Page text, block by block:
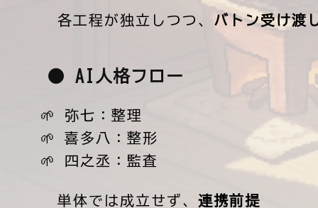
→ 各工程が独立しつつ、 バトン受け渡
● AI人格フロー
弥七：整理
喜多八：整形
四之丞：監査
→ 単体では成立せず、連携前提